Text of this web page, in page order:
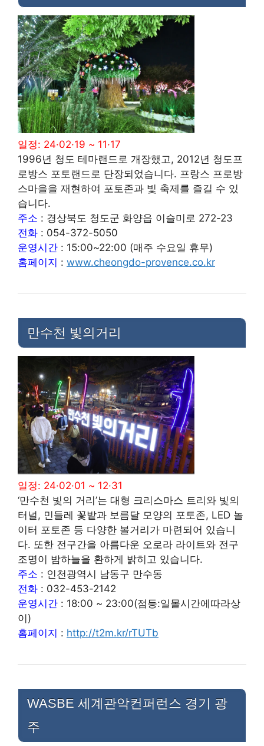
일정: 24·02·19 ~ 11·17
1996년 청도 테마랜드로 개장했고, 2012년 청도프
로방스 포토랜드로 단장되었습니다. 프랑스 프로방
스마을을 재현하여 포토존과 빛 축제를 즐길 수 있
습니다.
주소 : 경상북도 청도군 화양읍 이슬미로 272-23
전화 : 054-372-5050
운영시간 : 15:00~22:00 (매주 수요일 휴무)
홈페이지 : www.cheongdo-provence.co.kr
만수천 빛의거리
일정: 24·02·01 ~ 12·31
‘만수천 빛의 거리’는 대형 크리스마스 트리와 빛의
터널, 민들레 꽃밭과 보름달 모양의 포토존, LED 놀
이터 포토존 등 다양한 볼거리가 마련되어 있습니
다. 또한 전구간을 아름다운 오로라 라이트와 전구
조명이 밤하늘을 환하게 밝히고 있습니다.
주소 : 인천광역시 남동구 만수동
전화 : 032-453-2142
운영시간 : 18:00 ~ 23:00(점등:일몰시간에따라상
이)
홈페이지 : http://t2m.kr/rTUTb
WASBE 세계관악컨퍼런스 경기 광
주